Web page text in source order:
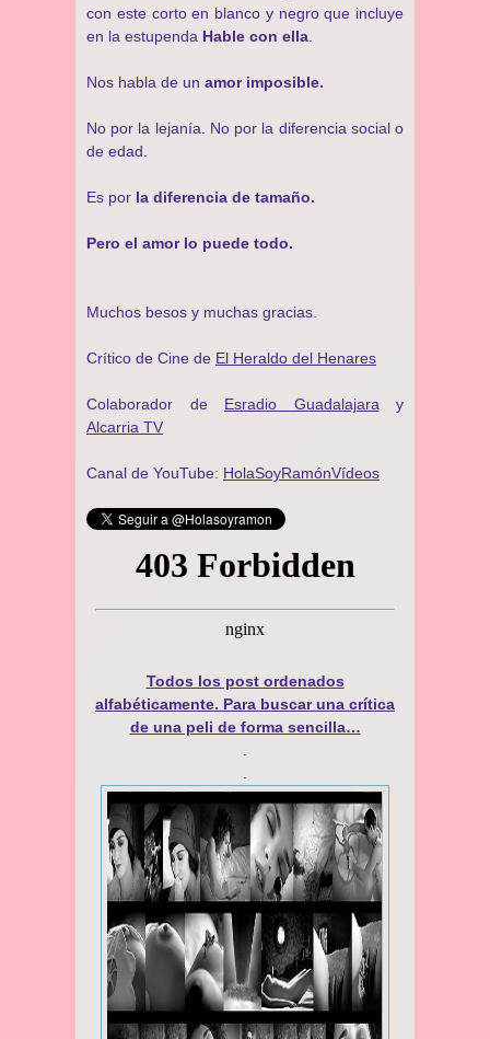
con este corto en blanco y negro que incluye
en la estupenda Hable con ella
Nos habla de un amor imposible.
No por la lejanía. No por la diferencia social o
de edad.
Es por la diferencia de tamaño.
Pero el amor lo puede todo.
Muchos besos y muchas gracias.
Crítico de Cine de El Heraldo del Henares
Colaborador de Esradio Guadalajara y
Alcarria TV
Canal de YouTube: HolaSoyRamónVídeos
Todos los post ordenados
alfabéticamente. Para buscar una crítica
de una peli de forma sencilla…